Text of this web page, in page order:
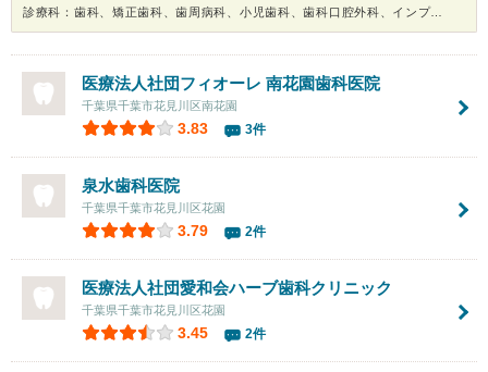
診療科：歯科、矯正歯科、歯周病科、小児歯科、歯科口腔外科、インプラント、ホワイトニング
医療法人社団フィオーレ 南花園歯科医院
千葉県千葉市花見川区南花園
3.83 3件
泉水歯科医院
千葉県千葉市花見川区花園
3.79 2件
医療法人社団愛和会ハーブ歯科クリニック
千葉県千葉市花見川区花園
3.45 2件